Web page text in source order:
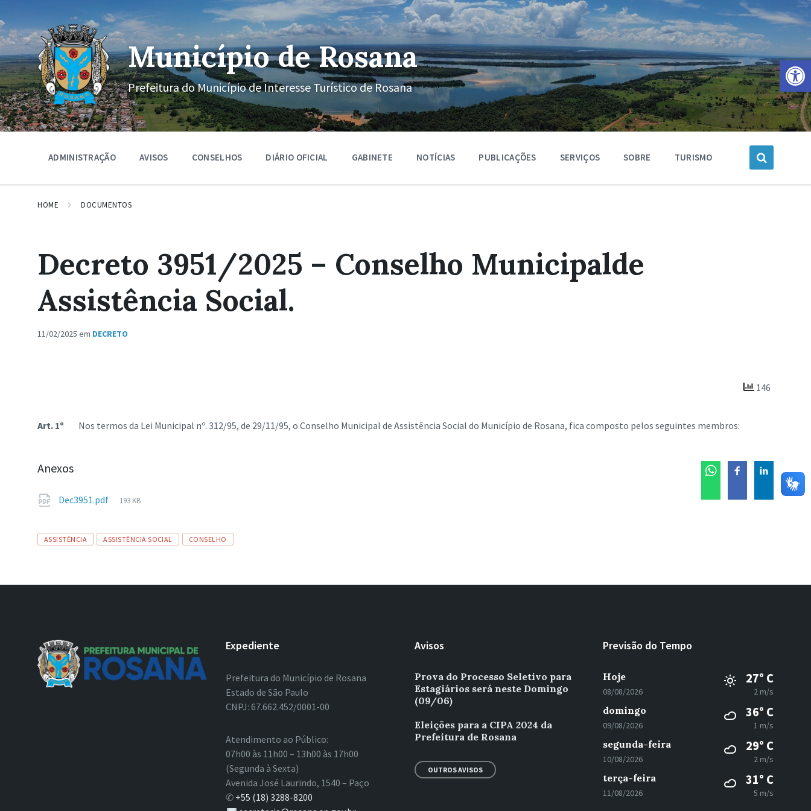
Barra de Ferramentas Aberta
o
conteúdo
a
navegação
principal
o
rodapé
Município de Rosana
Prefeitura do Município de Interesse Turístico de Rosana
ADMINISTRAÇÃO AVISOS CONSELHOS DIÁRIO OFICIAL GABINETE NOTÍCIAS PUBLICAÇÕES SERVIÇOS SOBRE TURISMO
HOME DOCUMENTOS
Decreto 3951/2025 – Conselho Municipalde
Assistência Social.
11/02/2025 em DECRETO
146
Art. 1º Nos termos da Lei Municipal nº. 312/95, de 29/11/95, o Conselho Municipal de Assistência Social do Município de Rosana, fica composto pelos seguintes membros:
Anexos
Dec3951.pdf
Tamanho
193 KB
Tags
ASSISTÊNCIA ASSISTÊNCIA SOCIAL CONSELHO
Expediente
Prefeitura do Município de Rosana
Estado de São Paulo
CNPJ: 67.662.452/0001-00
Atendimento ao Público:
07h00 às 11h00 – 13h00 às 17h00
(Segunda à Sexta)
Avenida José Laurindo, 1540 – Paço
✆ +55 (18) 3288-8200
Avisos
Prova do Processo Seletivo para
Estagiários será neste Domingo
(09/06)
Eleições para a CIPA 2024 da
Prefeitura de Rosana
OUTROS AVISOS
Previsão do Tempo
Hoje
08/08/2026
27° C
2 m/s
domingo
09/08/2026
36° C
1 m/s
segunda-feira
10/08/2026
29° C
2 m/s
terça-feira
11/08/2026
31° C
5 m/s